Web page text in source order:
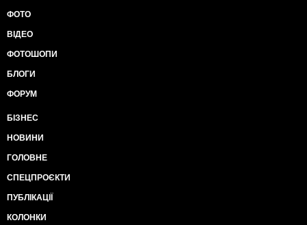
ФОТО
ВІДЕО
ФОТОШОПИ
БЛОГИ
ФОРУМ
БІЗНЕС
НОВИНИ
ГОЛОВНЕ
СПЕЦПРОЄКТИ
ПУБЛІКАЦІЇ
КОЛОНКИ